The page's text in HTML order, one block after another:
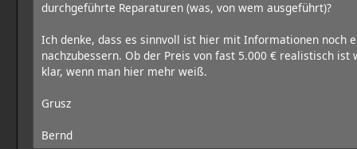
durchgeführte Reparaturen (was, von wem ausgeführt)?
Ich denke, dass es sinnvoll ist hier mit Informationen noch
nachzubessern. Ob der Preis von fast 5.000 € realistisch ist
klar, wenn man hier mehr weiß.
Grusz
Bernd